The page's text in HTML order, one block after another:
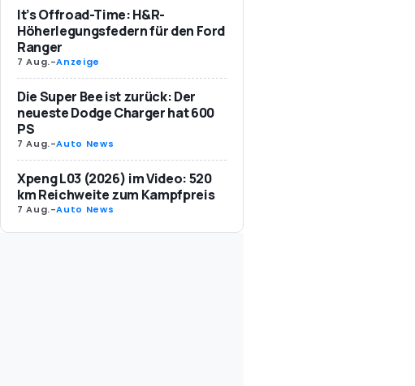
It’s Offroad-Time: H&R-
Höherlegungsfedern für den Ford
Ranger
7 Aug.-Anzeige
Die Super Bee ist zurück: Der
neueste Dodge Charger hat 600
PS
7 Aug.-Auto News
Xpeng L03 (2026) im Video: 520
km Reichweite zum Kampfpreis
7 Aug.-Auto News